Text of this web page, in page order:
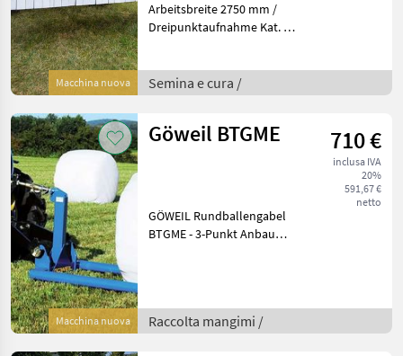
Macchina nuova
Arbeitsbreite 2750 mm /
Dreipunktaufnahme Kat. 2 /
Freilaufkupplung »
Hydraulische
mm,
Semina e cura /
Macchina nuova
Göweil BTGME 710 €
inclusa IVA
20%
591,67 €
netto
GÖWEIL Rundballengabel
BTGME - 3-Punkt Anbau
Ballendurchmesser von
80cm-180cm - Tragkr
Raccolta mangimi /